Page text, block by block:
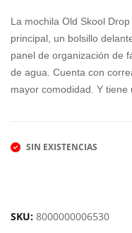
La mochila Old Skool
principal, un bolsillo
panel de organización de
de agua. Cuenta con
mayor comodidad. Y tiene
SIN EXISTENCIAS
SKU: 8000000006530